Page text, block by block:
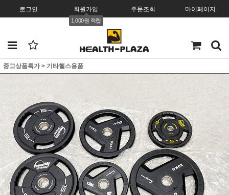
로그인 회원가입
1,000원 적립
주문조회 마이페이지
중고상품특가> 기타헬스용품